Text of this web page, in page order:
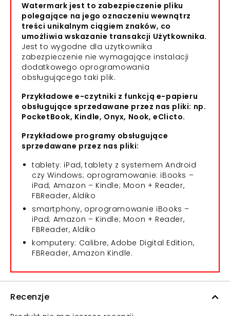
Watermark jest to zabezpieczenie pliku
polegające na jego oznaczeniu wewnątrz
treści unikalnym ciągiem znaków, co
umożliwia wskazanie transakcji Użytkownika.
Jest to wygodne dla użytkownika
zabezpieczenie nie wymagające instalacji
dodatkowego oprogramowania
obsługującego taki plik.
Przykładowe e-czytniki z funkcją e-papieru
obsługujące sprzedawane przez nas pliki: np.
PocketBook, Kindle, Onyx, Nook, eClicto.
Przykładowe programy obsługujące
sprzedawane przez nas pliki:
tablety: iPad, tablety z systemem Android
czy Windows; oprogramowanie: iBooks –
iPad; Amazon – Kindle; Moon + Reader,
FBReader, Aldiko
smartphony, oprogramowanie iBooks –
iPad; Amazon – Kindle; Moon + Reader,
FBReader, Aldiko
komputery: Calibre, Adobe Digital Edition,
FBReader, Amazon Kindle.
Recenzje